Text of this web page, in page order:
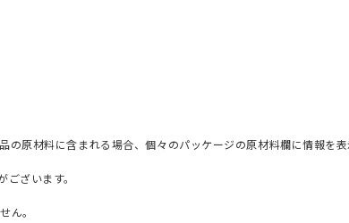
原材料に含まれる場合、個々のパッケージの原材料欄に情報を表
ざいます。
ん。